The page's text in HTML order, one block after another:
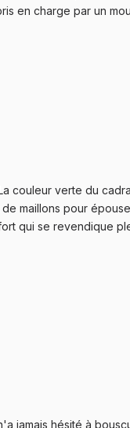
en charge par un
couleur verte du
maillons pour
qui se revendique
hésité à